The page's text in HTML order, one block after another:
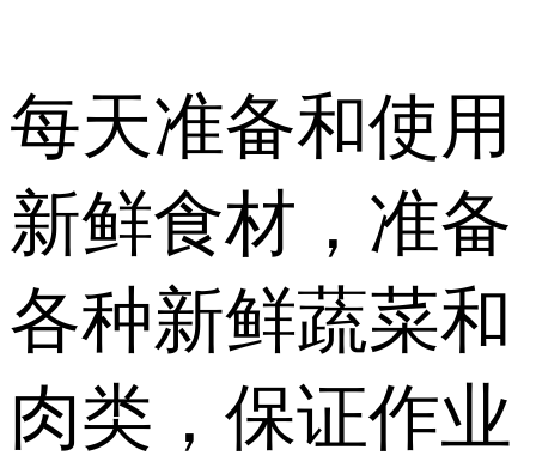
每天准备和使用
新鲜食材，准备
各种新鲜蔬菜和
肉类，保证作业